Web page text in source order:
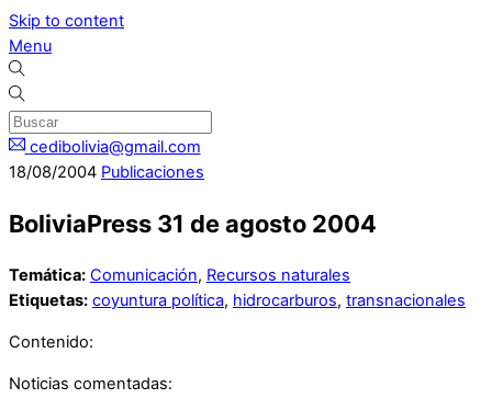
Skip to content
Menu
cedibolivia@gmail.com
18/08/2004 Publicaciones
BoliviaPress 31 de agosto 2004
Temática: Comunicación, Recursos naturales
Etiquetas: coyuntura política, hidrocarburos, transnacionales
Contenido:
Noticias comentadas: